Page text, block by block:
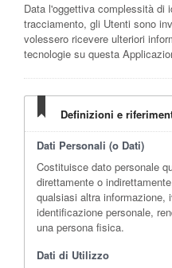
Data l'oggettiva complessità di
tracciamento, gli Utenti sono
volessero ricevere ulteriori
tecnologie su questa
Definizioni e
Dati Personali (o Dati)
Costituisce dato personale
direttamente o
qualsiasi altra informazione,
identificazione personale,
una persona fisica.
Dati di Utilizzo